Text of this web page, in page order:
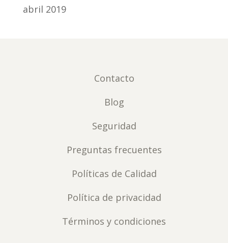
abril 2019
Contacto
Blog
Seguridad
Preguntas frecuentes
Políticas de Calidad
Política de privacidad
Términos y condiciones